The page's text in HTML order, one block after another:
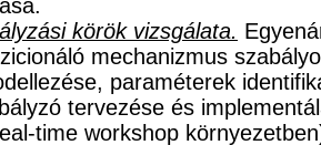
körök vizsgálata.
mechanizmus
paraméterek
tervezése és
time workshop